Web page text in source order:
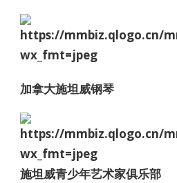
加拿大施坦威钢琴
施坦威青少年艺术家俱乐部